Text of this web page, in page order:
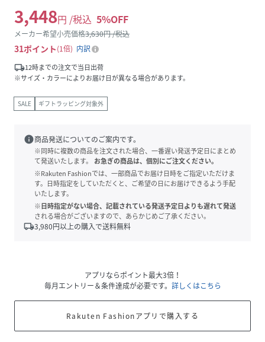
3,448円 /税込 5%OFF
メーカー希望小売価格3,630円 /税込
31ポイント 1倍
内訳
local_shipping12時までの注文で当日出荷
※サイズ・カラーによりお届け日が異なる場合があります。
SALE ギフトラッピング対象外
info商品発送についてのご案内です。
※同時に複数の商品を注文された場合、一番遅い発送予定日にまとめ
て発送いたします。
お急ぎの商品は、個別にご注文ください。
※Rakuten Fashionでは、一部商品でお届け日時をご指定いただけま
す。日時指定をしていただくと、ご希望の日にお届けできるよう手配
いたします。
※日時指定がない場合、記載されている発送予定日よりも遅れて発送
される場合がございますので、あらかじめご了承ください。
local_shipping3,980円以上の購入で送料無料
アプリならポイント最大3倍！
毎月エントリー＆条件達成が必要です。 詳しくはこちら
Rakuten Fashionアプリで購入する